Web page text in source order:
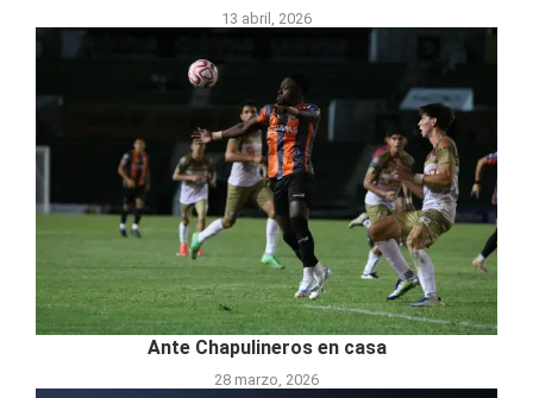
13 abril, 2026
Ante Chapulineros en casa
28 marzo, 2026